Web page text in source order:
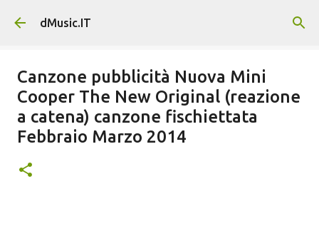
Passa ai contenuti principali
dMusic.IT
Canzone pubblicità Nuova Mini
Cooper The New Original (reazione
a catena) canzone fischiettata
Febbraio Marzo 2014